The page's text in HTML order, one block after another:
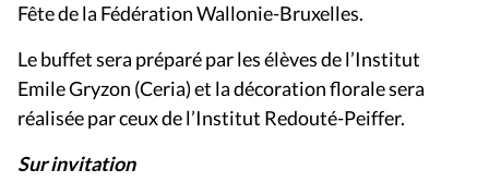
Fête de la Fédération Wallonie-Bruxelles.
Le buffet sera préparé par les élèves de l’Institut
Emile Gryzon (Ceria) et la décoration florale sera
réalisée par ceux de l’Institut Redouté-Peiffer.
Sur invitation